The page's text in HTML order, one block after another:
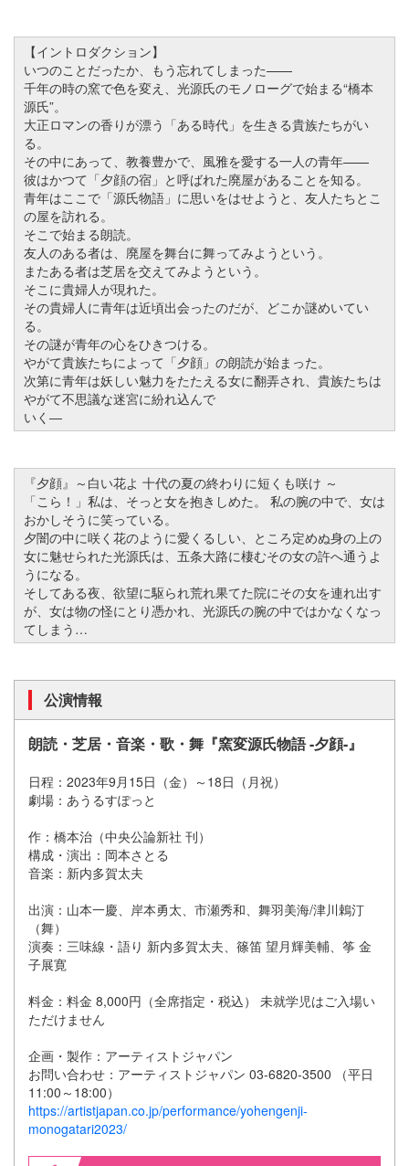
【イントロダクション】
いつのことだったか、もう忘れてしまった——
千年の時の窯で色を変え、光源氏のモノローグで始まる“橋本
源氏”。
大正ロマンの香りが漂う「ある時代」を生きる貴族たちがい
る。
その中にあって、教養豊かで、風雅を愛する一人の青年——
彼はかつて「夕顔の宿」と呼ばれた廃屋があることを知る。
青年はここで「源氏物語」に思いをはせようと、友人たちとこ
の屋を訪れる。
そこで始まる朗読。
友人のある者は、廃屋を舞台に舞ってみようという。
またある者は芝居を交えてみようという。
そこに貴婦人が現れた。
その貴婦人に青年は近頃出会ったのだが、どこか謎めいてい
る。
その謎が青年の心をひきつける。
やがて貴族たちによって「夕顔」の朗読が始まった。
次第に青年は妖しい魅力をたたえる女に翻弄され、貴族たちは
やがて不思議な迷宮に紛れ込んで
いく―
『夕顔』～白い花よ 十代の夏の終わりに短くも咲け ～
「こら！」私は、そっと女を抱きしめた。 私の腕の中で、女は
おかしそうに笑っている。
夕闇の中に咲く花のように愛くるしい、ところ定めぬ身の上の
女に魅せられた光源氏は、五条大路に棲むその女の許へ通うよ
うになる。
そしてある夜、欲望に駆られ荒れ果てた院にその女を連れ出す
が、女は物の怪にとり憑かれ、光源氏の腕の中ではかなくなっ
てしまう…
公演情報
朗読・芝居・音楽・歌・舞『窯変源氏物語 -夕顔-』
日程：2023年9月15日（金）～18日（月祝）
劇場：あうるすぽっと
作：橋本治（中央公論新社 刊）
構成・演出：岡本さとる
音楽：新内多賀太夫
出演：山本一慶、岸本勇太、市瀬秀和、舞羽美海/津川鵣汀
（舞）
演奏：三味線・語り 新内多賀太夫、篠笛 望月輝美輔、筝 金
子展寛
料金：料金 8,000円（全席指定・税込） 未就学児はご入場い
ただけません
企画・製作：アーティストジャパン
お問い合わせ：アーティストジャパン 03-6820-3500 （平日
11:00～18:00）
https://artistjapan.co.jp/performance/yohengenji-
monogatari2023/